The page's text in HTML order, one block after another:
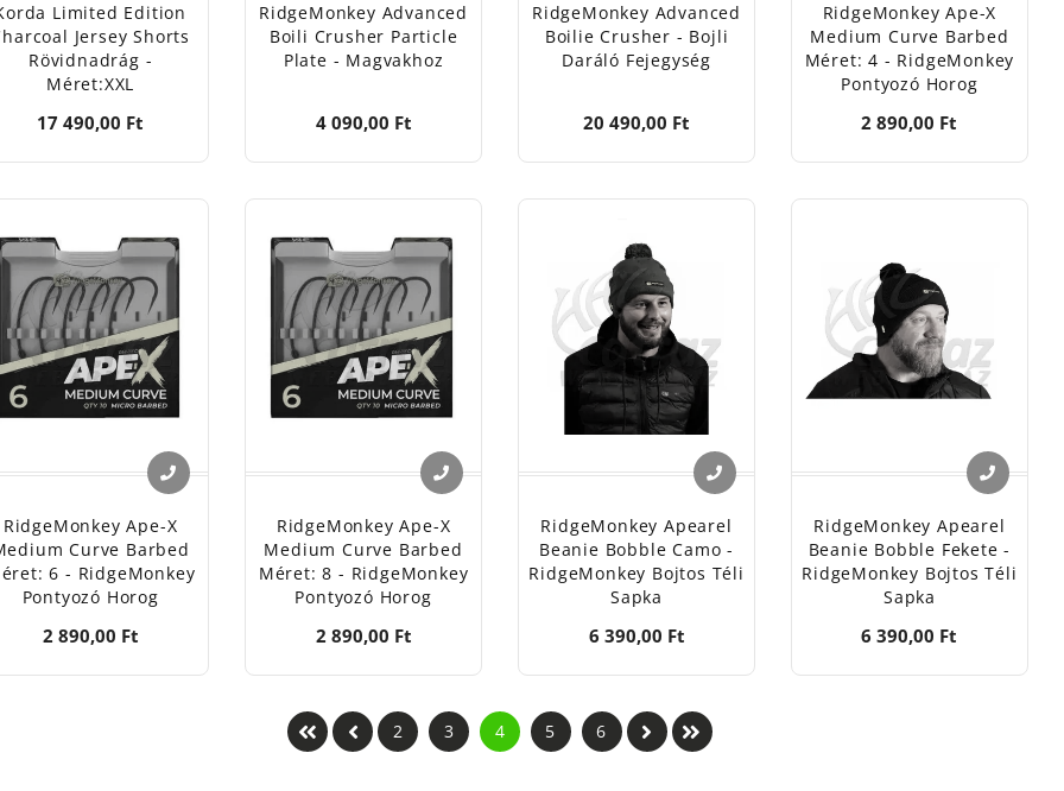
Limited Edition
Jersey Shorts
Rövidnadrág -
Méret:XXL
17 490,00 Ft
RidgeMonkey Advanced
Boili Crusher Particle
Plate - Magvakhoz
4 090,00 Ft
RidgeMonkey Advanced
Boilie Crusher - Bojli
Daráló Fejegység
20 490,00 Ft
RidgeMonkey Ape-X
Medium Curve Barbed
Méret: 4 - RidgeMonkey
Pontyozó Horog
2 890,00 Ft
RidgeMonkey Ape-X
Curve Barbed
6 - RidgeMonkey
Pontyozó Horog
2 890,00 Ft
RidgeMonkey Ape-X
Medium Curve Barbed
Méret: 8 - RidgeMonkey
Pontyozó Horog
2 890,00 Ft
RidgeMonkey Apearel
Beanie Bobble Camo -
RidgeMonkey Bojtos Téli
Sapka
6 390,00 Ft
RidgeMonkey Apearel
Beanie Bobble Fekete -
RidgeMonkey Bojtos Téli
Sapka
6 390,00 Ft
2 3 4 5 6